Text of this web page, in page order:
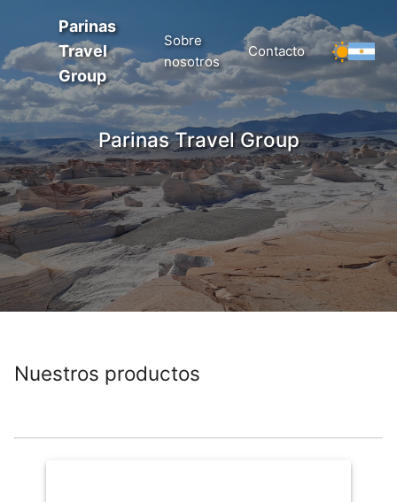
Parinas
Travel
Group
Sobre
nosotros
Contacto
Parinas Travel Group
Nuestros productos